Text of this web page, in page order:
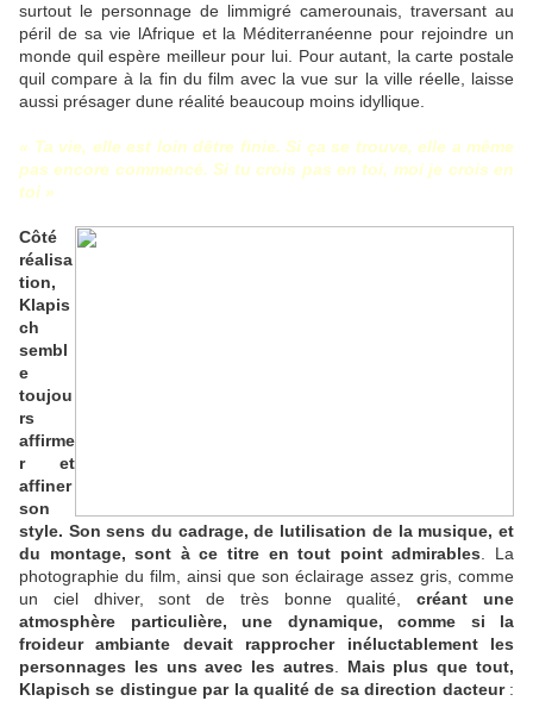
surtout le personnage de limmigré camerounais, traversant au
péril de sa vie lAfrique et la Méditerranéenne pour rejoindre un
monde quil espère meilleur pour lui. Pour autant, la carte postale
quil compare à la fin du film avec la vue sur la ville réelle, laisse
aussi présager dune réalité beaucoup moins idyllique.
« Ta vie, elle est loin dêtre finie. Si ça se trouve, elle a même
pas encore commencé. Si tu crois pas en toi, moi je crois en
toi »
Côté
réalisa
tion,
Klapis
ch
sembl
e
toujou
rs
affirme
r et
affiner
son
style. Son sens du cadrage, de lutilisation de la musique, et
du montage, sont à ce titre en tout point admirables . La
photographie du film, ainsi que son éclairage assez gris, comme
un ciel dhiver, sont de très bonne qualité,créant une
atmosphère particulière, une dynamique, comme si la
froideur ambiante devait rapprocher inéluctablement les
personnages les uns avec les autres
Mais plus que tout,
Klapisch se distingue par la qualité de sa direction dacteur: